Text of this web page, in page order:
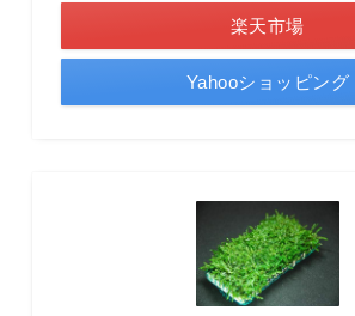
楽天市場
Yahooショッピング